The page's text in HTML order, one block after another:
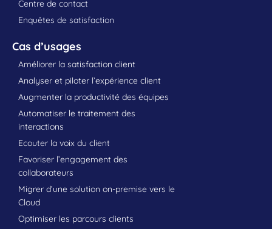
Centre de contact
Enquêtes de satisfaction
Cas d’usages
Améliorer la satisfaction client
Analyser et piloter l’expérience client
Augmenter la productivité des équipes
Automatiser le traitement des
interactions
Ecouter la voix du client
Favoriser l’engagement des
collaborateurs
Migrer d’une solution on-premise vers le
Cloud
Optimiser les parcours clients